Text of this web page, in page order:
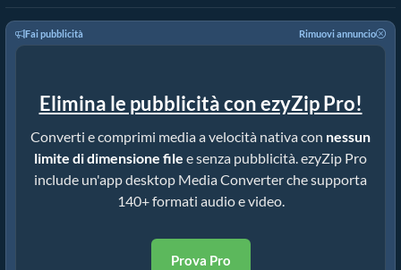
Fai pubblicità Rimuovi annuncio
Elimina le pubblicità con ezyZip Pro!
Converti e comprimi media a velocità nativa con nessun
limite di dimensione file e senza pubblicità. ezyZip Pro
include un'app desktop Media Converter che supporta
140+ formati audio e video.
Prova Pro